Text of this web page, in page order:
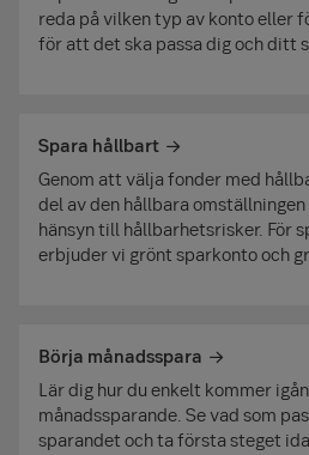
reda på vilken typ av konto eller
för att det ska passa dig och ditt
Spara hållbart
Genom att välja fonder med
del av den hållbara
hänsyn till hållbarhetsrisker. För
erbjuder vi grönt sparkonto och
Börja månadsspara
Lär dig hur du enkelt kommer
månadssparande. Se vad som
sparandet och ta första steget